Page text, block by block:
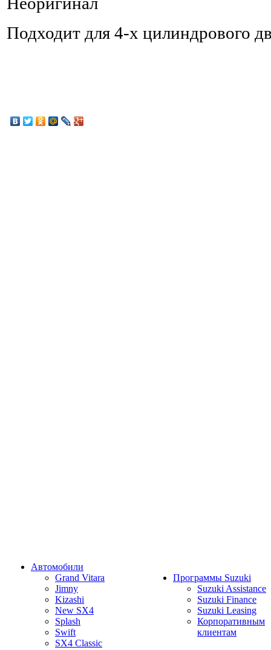
Подходит для 4-х цилиндрового
Автомобили
Grand Vitara
Jimny
Kizashi
New SX4
Splash
Swift
SX4 Classic
Программы Suzuki
Suzuki Assistance
Suzuki Finance
Suzuki Leasing
Корпоративным
клиентам